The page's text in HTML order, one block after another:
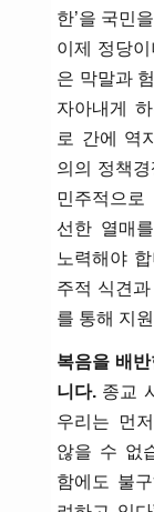
한’을 국민
이제 정당
은 막말과
자아내게
로 간에 역
의의 정책
민주적으로
선한 열매
노력해야
주적 식견
를 통해 지
복음을 배
니다. 종교
우리는 먼
않을 수 없
함에도 불